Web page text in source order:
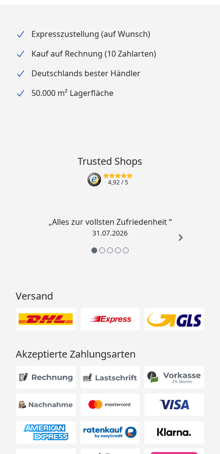
Netzkabel von 10 Metern.
Expresszustellung (auf Wunsch)
Kauf auf Rechnung (10 Zahlarten)
Deutschlands bester Händler
50.000 m² Lagerfläche
Trusted Shops
4,92/ 5
„Alles zur vollsten Zufriedenheit “
31.07.2026
Versand
Akzeptierte Zahlungsarten